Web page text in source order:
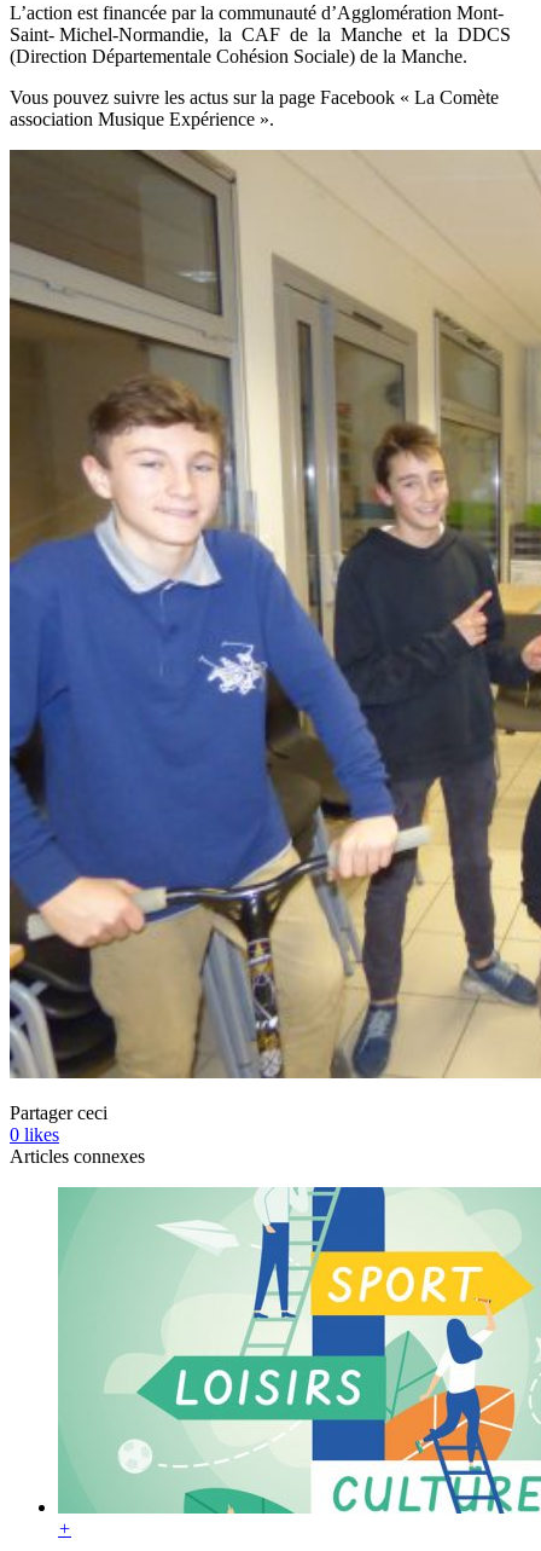
L’action est financée par la communauté d’Agglomération Mont-
Saint- Michel-Normandie, la CAF de la Manche et la DDCS
(Direction Départementale Cohésion Sociale) de la Manche.
Vous pouvez suivre les actus sur la page Facebook « La Comète
association Musique Expérience ».
Partager ceci
0 likes
Articles connexes
+